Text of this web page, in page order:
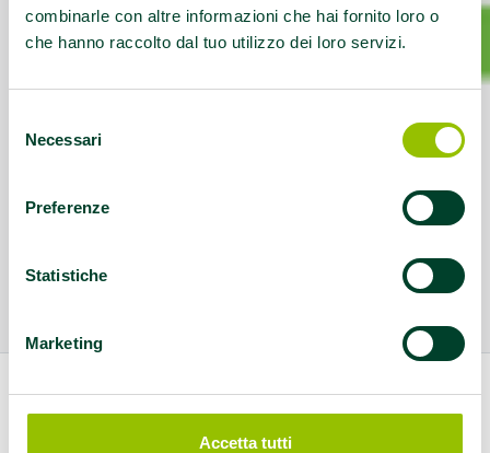
combinarle con altre informazioni che hai fornito loro o
che hanno raccolto dal tuo utilizzo dei loro servizi.
delNecessari
Preferenze
Statistiche
Marketing
Accetta tutti